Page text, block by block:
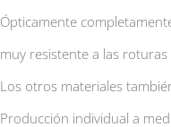
Ópticamente
muy resistente a las
Los otros materiales
Producción individual a